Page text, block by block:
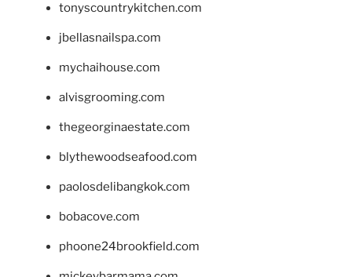
tonyscountrykitchen.com
jbellasnailspa.com
mychaihouse.com
alvisgrooming.com
thegeorginaestate.com
blythewoodseafood.com
paolosdelibangkok.com
bobacove.com
phoone24brookfield.com